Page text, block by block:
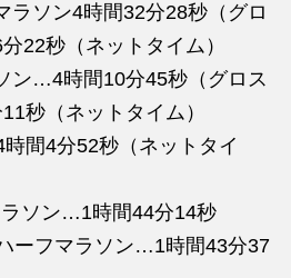
ラソン4時間32分28秒（グロ
22秒（ネットタイム）
ン…4時間10分45秒（グロス
秒（ネットタイム）
間4分52秒（ネットタイ
ソン…1時間44分14秒
ーフマラソン…1時間43分37